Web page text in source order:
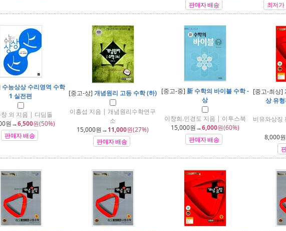
판매자 배송
최저가
수능상상 수리영역 수학
1 실전편
창 외 지음 | 디딤돌
원→6,500원(50%)
판매자 배송
[중고-상] 개념원리 고등 수학 (하)
이홍섭 지음 | 개념원리수학연구
소
15,000원→11,000원(27%)
판매자 배송
[중고-중] 新 수학의 바이블 수학 -
상
이창희.민경도 지음 | 이투스북
15,000원→6,000원(60%)
판매자 배송
[중고-최상]
상 유
비유와상징
8,000